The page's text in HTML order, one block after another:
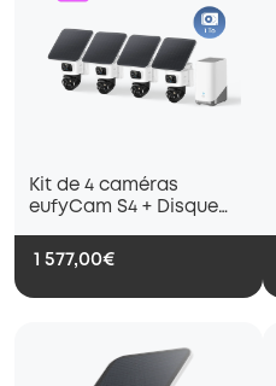
Kit de 4 caméras
eufyCam S4 + Disque
1 577,00€